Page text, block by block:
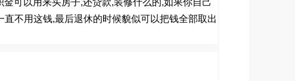
金可以用来买房子,还贷款,装修什么的,如果你自己
直不用这钱,最后退休的时候貌似可以把钱全部取出